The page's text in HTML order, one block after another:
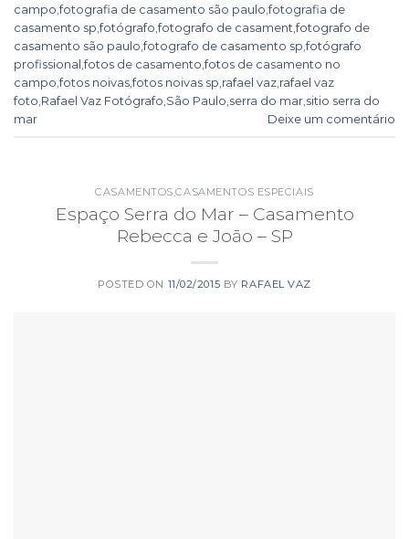
campo,fotografia de casamento são paulo,fotografia de
casamento sp,fotógrafo,fotografo de casament,fotografo de
casamento são paulo,fotografo de casamento sp,fotógrafo
profissional ,fotos de casamento,fotos de casamento no
campo,fotos noivas,fotos noivas sp,rafael vaz,rafael vaz
foto,Rafael Vaz Fotógrafo,São Paulo,serra do mar,sitio serra do
mar
Deixe um comentário
CASAMENTOS,CASAMENTOS ESPECIAIS
Espaço Serra do Mar – Casamento
Rebecca e João – SP
POSTED ON 11/02/2015 BY RAFAEL VAZ